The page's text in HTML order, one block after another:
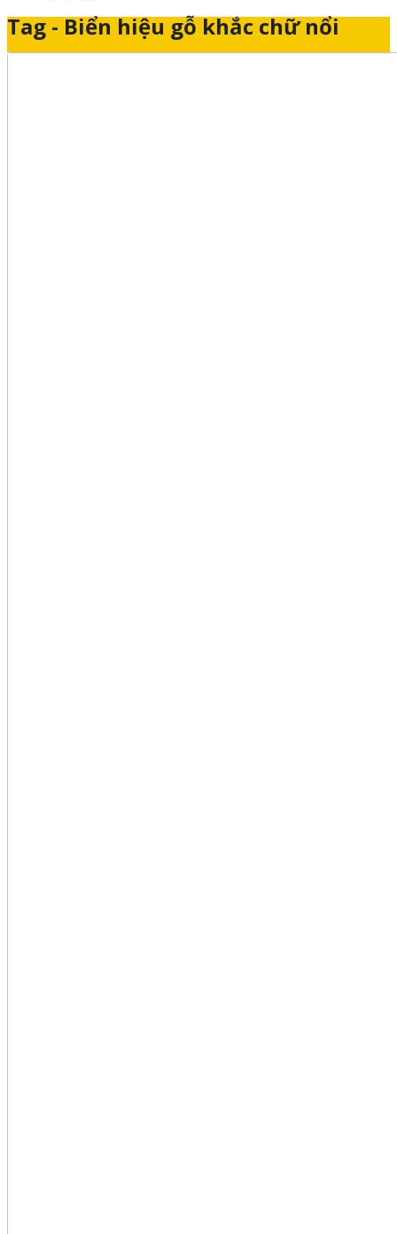
Tag - Biển hiệu gỗ khắc chữ nổi